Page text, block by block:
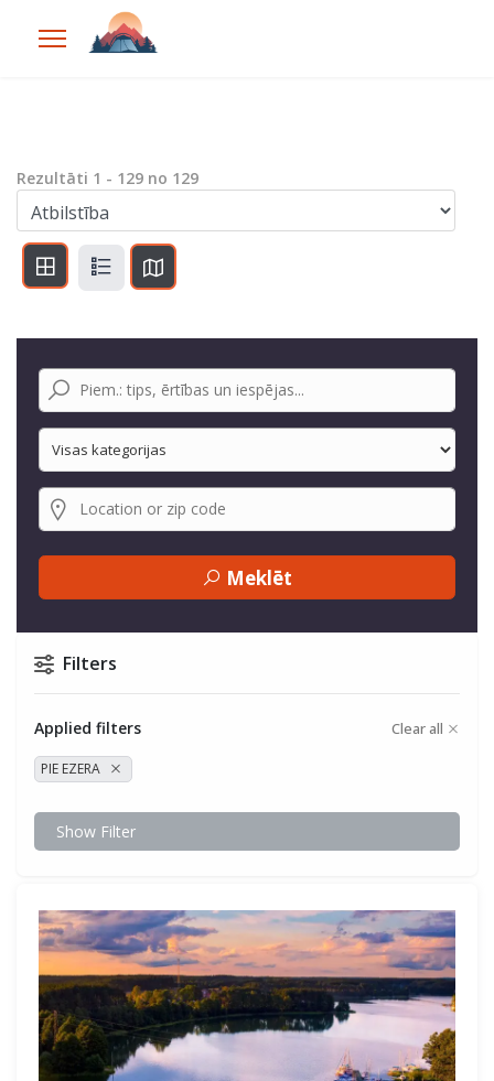
Rezultāti 1 - 129 no 129
Meklēt
Filters
Applied filters Clear all
PIE EZERA
Show Filter